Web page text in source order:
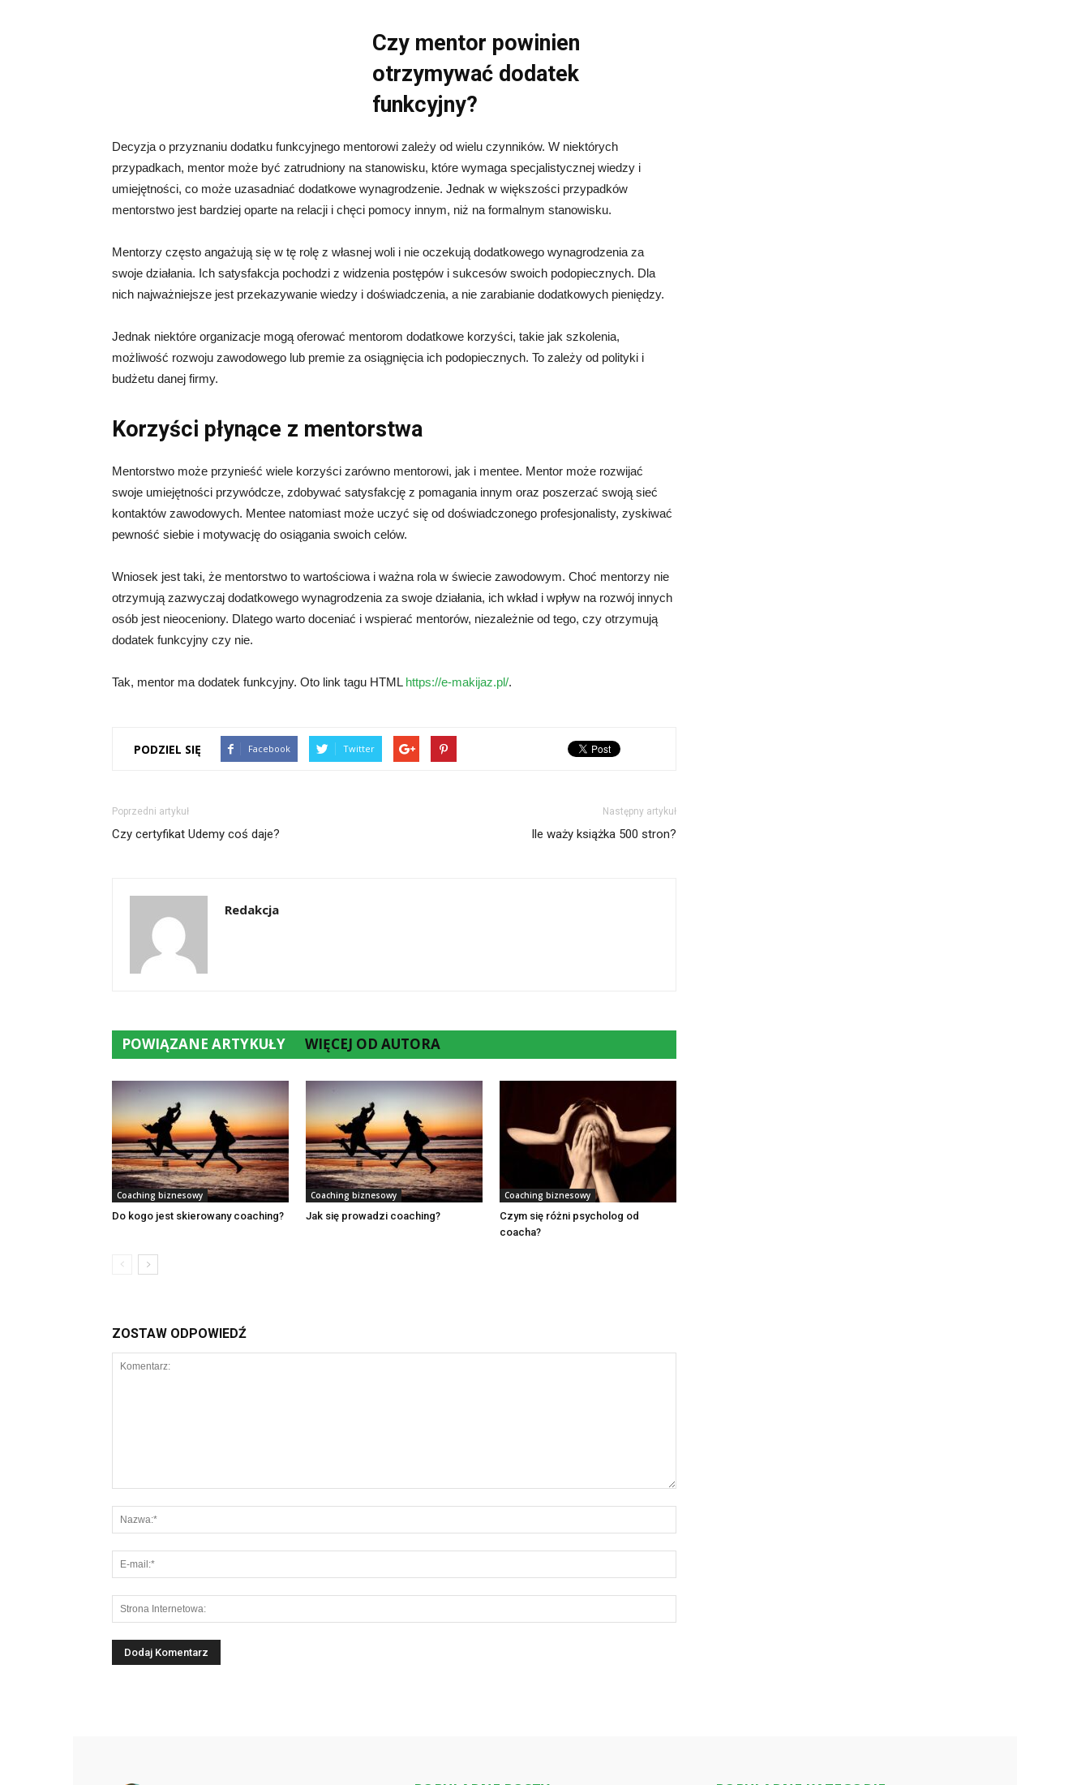
Czy mentor powinien
otrzymywać dodatek
funkcyjny?
Decyzja o przyznaniu dodatku funkcyjnego mentorowi zależy od wielu czynników. W niektórych
przypadkach, mentor może być zatrudniony na stanowisku, które wymaga specjalistycznej wiedzy i
umiejętności, co może uzasadniać dodatkowe wynagrodzenie. Jednak w większości przypadków
mentorstwo jest bardziej oparte na relacji i chęci pomocy innym, niż na formalnym stanowisku.
Mentorzy często angażują się w tę rolę z własnej woli i nie oczekują dodatkowego wynagrodzenia za
swoje działania. Ich satysfakcja pochodzi z widzenia postępów i sukcesów swoich podopiecznych. Dla
nich najważniejsze jest przekazywanie wiedzy i doświadczenia, a nie zarabianie dodatkowych pieniędzy.
Jednak niektóre organizacje mogą oferować mentorom dodatkowe korzyści, takie jak szkolenia,
możliwość rozwoju zawodowego lub premie za osiągnięcia ich podopiecznych. To zależy od polityki i
budżetu danej firmy.
Korzyści płynące z mentorstwa
Mentorstwo może przynieść wiele korzyści zarówno mentorowi, jak i mentee. Mentor może rozwijać
swoje umiejętności przywódcze, zdobywać satysfakcję z pomagania innym oraz poszerzać swoją sieć
kontaktów zawodowych. Mentee natomiast może uczyć się od doświadczonego profesjonalisty, zyskiwać
pewność siebie i motywację do osiągania swoich celów.
Wniosek jest taki, że mentorstwo to wartościowa i ważna rola w świecie zawodowym. Choć mentorzy nie
otrzymują zazwyczaj dodatkowego wynagrodzenia za swoje działania, ich wkład i wpływ na rozwój innych
osób jest nieoceniony. Dlatego warto doceniać i wspierać mentorów, niezależnie od tego, czy otrzymują
dodatek funkcyjny czy nie.
Tak, mentor ma dodatek funkcyjny. Oto link tagu HTML https://e-makijaz.pl/.
PODZIEL SIĘ Facebook Twitter
Poprzedni artykuł
Czy certyfikat Udemy coś daje?
Następny artykuł
Ile waży książka 500 stron?
Redakcja
POWIĄZANE ARTYKUŁY WIĘCEJ OD AUTORA
Coaching biznesowy
Do kogo jest skierowany coaching?
Coaching biznesowy
Jak się prowadzi coaching?
Coaching biznesowy
Czym się różni psycholog od
coacha?
ZOSTAW ODPOWIEDŹ